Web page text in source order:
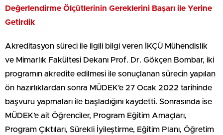
Değerlendirme Ölçütlerinin Gereklerini Başarı ile Yerine
Getirdik
Akreditasyon süreci ile ilgili bilgi veren İKÇÜ Mühendislik
ve Mimarlık Fakültesi Dekanı Prof. Dr. Gökçen Bombar, iki
programın akredite edilmesi ile sonuçlanan sürecin yapılan
ön hazırlıklardan sonra MÜDEK’e 27 Ocak 2022 tarihinde
başvuru yapmaları ile başladığını kaydetti. Sonrasında ise
MÜDEK’e ait Öğrenciler, Program Eğitim Amaçları,
Program Çıktıları, Sürekli İyileştirme, Eğitim Planı, Öğretim